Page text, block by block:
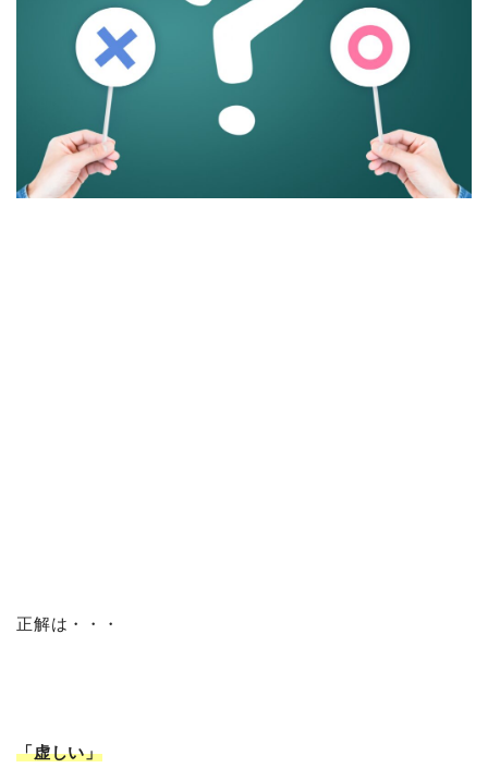
正解は・・・
「虚しい」